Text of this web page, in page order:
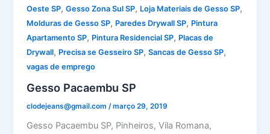
Oeste SP,Gesso Zona Sul SP, Loja Materiais de Gesso SP,
Molduras de Gesso SP, Paredes Drywall SP, Pintura
Apartamento SP, Pintura Residencial SP, Placas de
Drywall, Precisa se Gesseiro SP,Sancas de Gesso SP,
vagas de emprego
Gesso Pacaembu SP
clodejeans@gmail.com /março 29, 2019
Gesso Pacaembu SP, Pinheiros, Vila Romana,